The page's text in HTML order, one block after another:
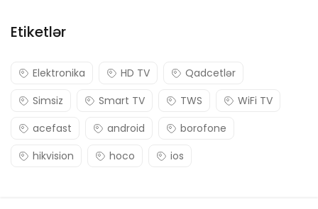
Etiketlər
Elektronika HD TV
Qadcetlər
Simsiz
Smart TV TWS
WiFi TV
acefast
android
borofone
hikvision
hoco ios